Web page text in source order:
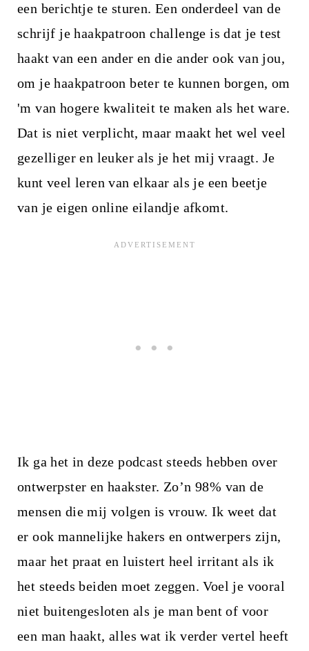
een berichtje te sturen. Een onderdeel van de
schrijf je haakpatroon challenge is dat je test
haakt van een ander en die ander ook van jou,
om je haakpatroon beter te kunnen borgen, om
'm van hogere kwaliteit te maken als het ware.
Dat is niet verplicht, maar maakt het wel veel
gezelliger en leuker als je het mij vraagt. Je
kunt veel leren van elkaar als je een beetje
van je eigen online eilandje afkomt.
Ik ga het in deze podcast steeds hebben over
ontwerpster en haakster. Zo’n 98% van de
mensen die mij volgen is vrouw. Ik weet dat
er ook mannelijke hakers en ontwerpers zijn,
maar het praat en luistert heel irritant als ik
het steeds beiden moet zeggen. Voel je vooral
niet buitengesloten als je man bent of voor
een man haakt, alles wat ik verder vertel heeft